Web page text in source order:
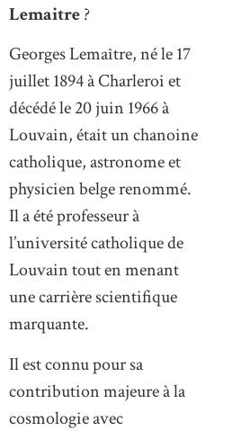
Lemaitre?
Georges Lemaître, né le 17
juillet 1894 à Charleroi et
décédé le 20 juin 1966 à
Louvain, était un chanoine
catholique, astronome et
physicien belge renommé.
Il a été professeur à
l’université catholique de
Louvain tout en menant
une carrière scientifique
marquante.
Il est connu pour sa
contribution majeure à la
cosmologie avec